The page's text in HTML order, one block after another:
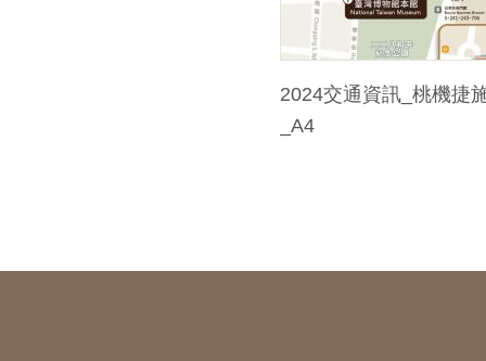
2024交通資訊_桃機捷
_A4